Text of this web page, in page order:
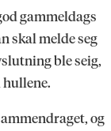
gammeldags
skal melde seg
ble seig,
hullene.
og